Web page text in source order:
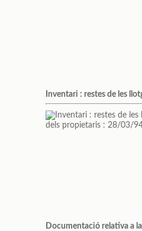
Inventari : restes de les
Documentació relativa a